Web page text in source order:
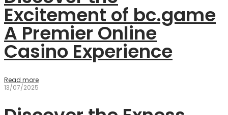
Excitement of bc.game
A Premier Online
Casino Experience
Read more
13/07/2025